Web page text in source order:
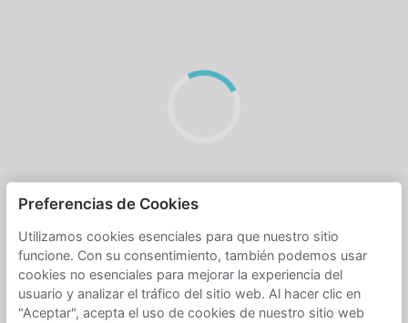
Preferencias de Cookies
Utilizamos cookies esenciales para que nuestro sitio
funcione. Con su consentimiento, también podemos usar
cookies no esenciales para mejorar la experiencia del
usuario y analizar el tráfico del sitio web. Al hacer clic en
"Aceptar", acepta el uso de cookies de nuestro sitio web